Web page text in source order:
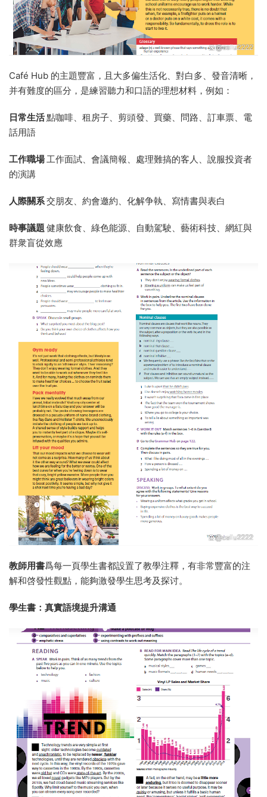
Café Hub 的主題豐富，且大多偏生活化、對白多、發音清晰，
并有難度的區分，是練習聽力和口語的理想材料，例如：
日常生活點咖啡、租房子、剪頭發、買藥、問路、訂車票、電
話用語
工作職場工作面試、會議簡報、處理難搞的客人、說服投資者
的演講
人際關系交朋友、約會邀約、化解争執、寫情書與表白
時事議題 健康飲食、綠色能源、自動駕駛、藝術科技、網紅與
群衆盲從效應
教師用書爲每一頁學生書都設置了教學注釋，有非常豐富的注
解和啓發性觀點，能夠激發學生思考及探讨。
學生書：真實語境提升溝通